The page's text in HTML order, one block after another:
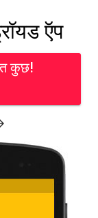
ऍप
कुछ!